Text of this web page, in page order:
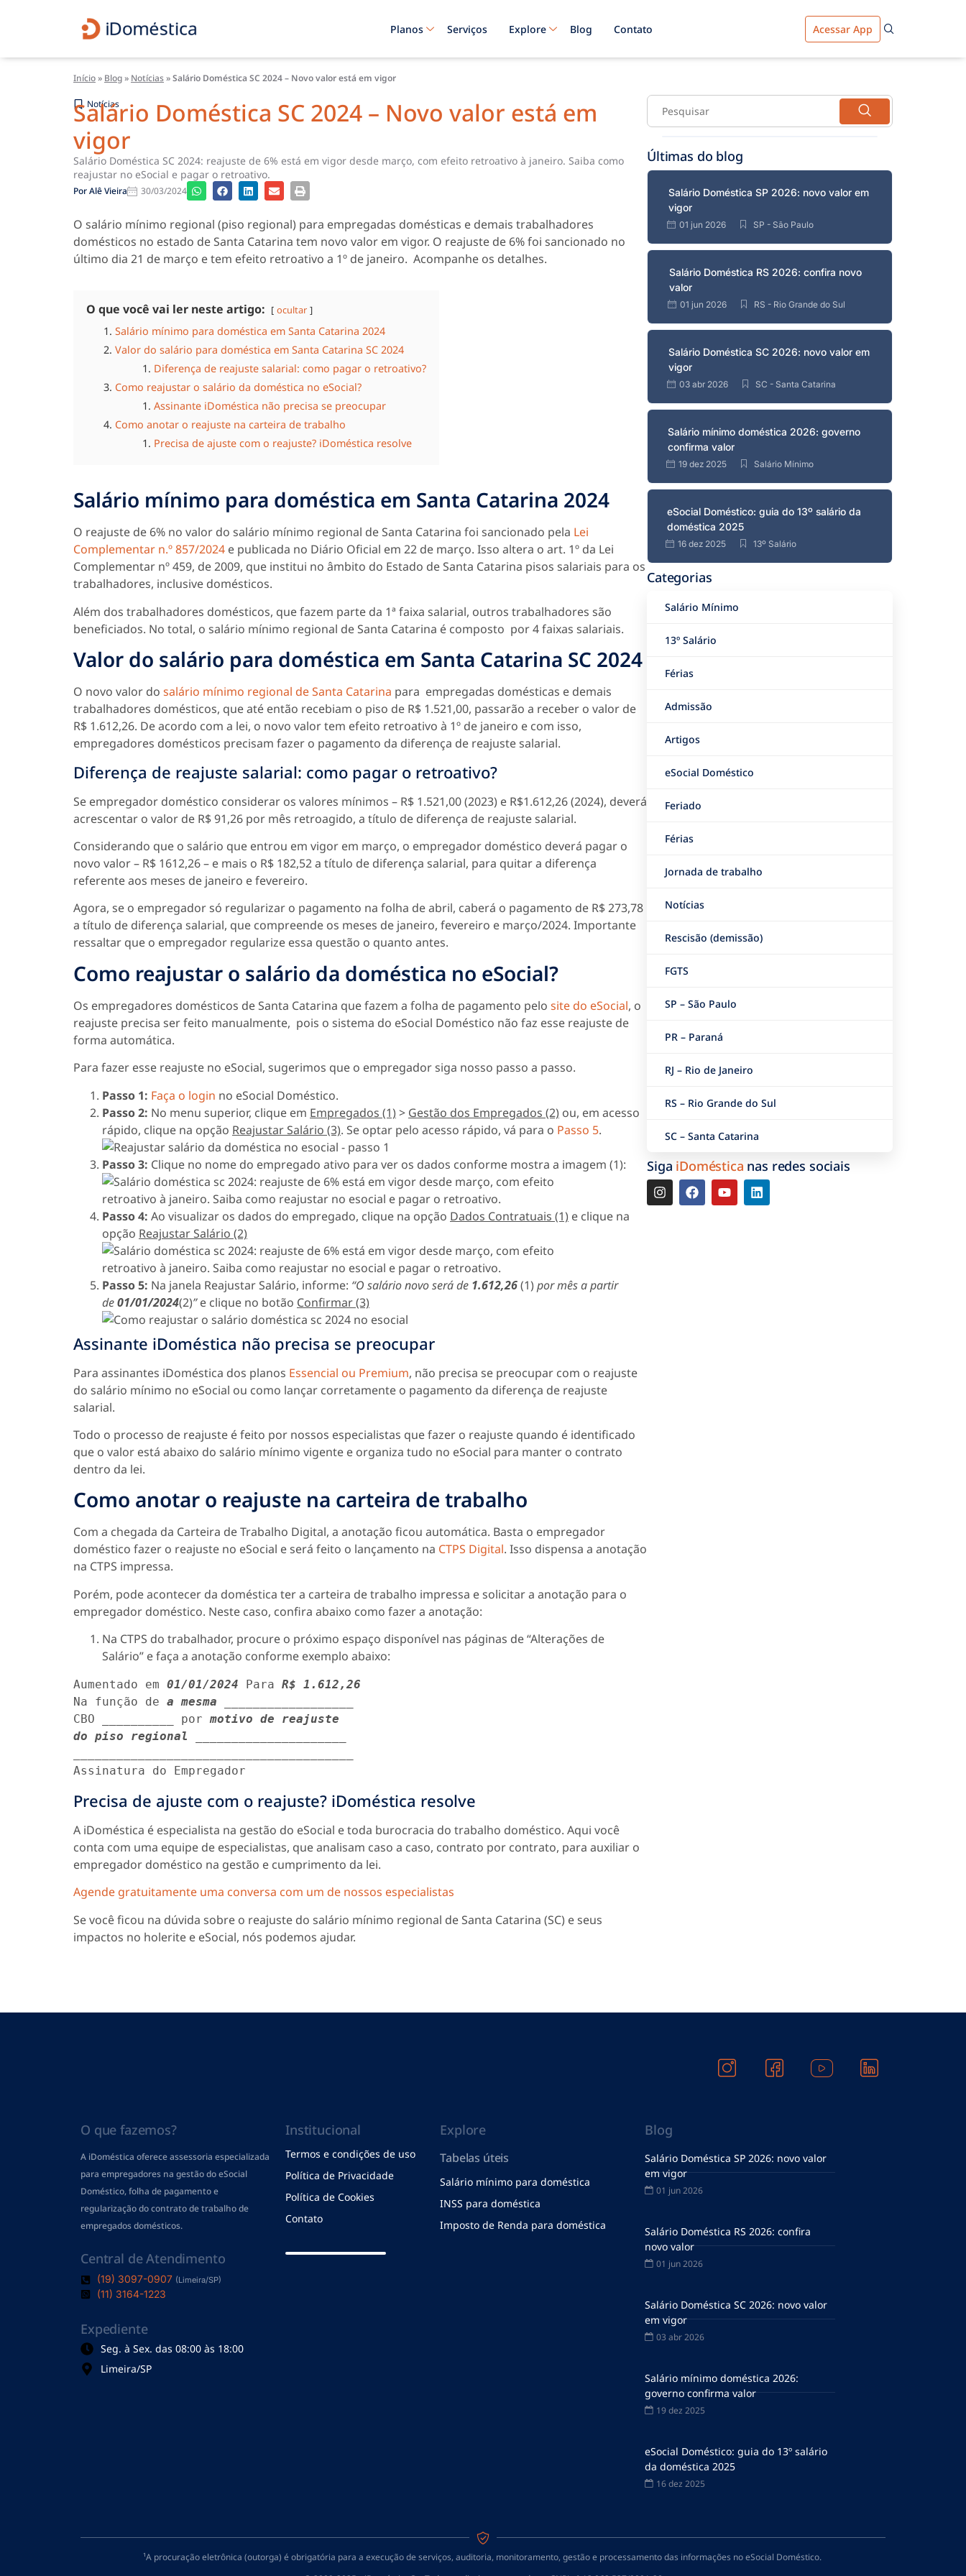
Planos Serviços Explore Blog Contato Acessar App
Início» Blog» Notícias»Salário Doméstica SC 2024 – Novo valor está em vigor
Notícias
Salário Doméstica SC 2024 – Novo valor está em
vigor
Salário Doméstica SC 2024: reajuste de 6% está em vigor desde março, com efeito retroativo à janeiro. Saiba como
reajustar no eSocial e pagar o retroativo.
PorAlê Vieira 30/03/2024
O salário mínimo regional (piso regional) para empregadas domésticas e demais trabalhadores
domésticos no estado de Santa Catarina tem novo valor em vigor. O reajuste de 6% foi sancionado no
último dia 21 de março e tem efeito retroativo a 1º de janeiro. Acompanhe os detalhes.
O que você vai ler neste artigo: ocultar
Salário mínimo para doméstica em Santa Catarina 2024
Valor do salário para doméstica em Santa Catarina SC 2024
Diferença de reajuste salarial: como pagar o retroativo?
Como reajustar o salário da doméstica no eSocial?
Assinante iDoméstica não precisa se preocupar
Como anotar o reajuste na carteira de trabalho
Precisa de ajuste com o reajuste? iDoméstica resolve
Salário mínimo para doméstica em Santa Catarina 2024
O reajuste de 6% no valor do salário mínimo regional de Santa Catarina foi sancionado pela Lei
Complementar n.º 857/2024 e publicada no Diário Oficial em 22 de março. Isso altera o art. 1º da Lei
Complementar nº 459, de 2009, que institui no âmbito do Estado de Santa Catarina pisos salariais para os
trabalhadores, inclusive domésticos.
Além dos trabalhadores domésticos, que fazem parte da 1ª faixa salarial, outros trabalhadores são
beneficiados. No total, o salário mínimo regional de Santa Catarina é composto por 4 faixas salariais.
Valor do salário para doméstica em Santa Catarina SC 2024
O novo valor do salário mínimo regional de Santa Catarina para empregadas domésticas e demais
trabalhadores domésticos, que até então recebiam o piso de R$ 1.521,00, passarão a receber o valor de
R$ 1.612,26. De acordo com a lei, o novo valor tem efeito retroativo à 1º de janeiro e com isso,
empregadores domésticos precisam fazer o pagamento da diferença de reajuste salarial.
Diferença de reajuste salarial: como pagar o retroativo?
Se empregador doméstico considerar os valores mínimos – R$ 1.521,00 (2023) e R$1.612,26 (2024), deverá
acrescentar o valor de R$ 91,26 por mês retroagido, a título de diferença de reajuste salarial.
Considerando que o salário que entrou em vigor em março, o empregador doméstico deverá pagar o
novo valor – R$ 1612,26 – e mais o R$ 182,52 a título de diferença salarial, para quitar a diferença
referente aos meses de janeiro e fevereiro.
Agora, se o empregador só regularizar o pagamento na folha de abril, caberá o pagamento de R$ 273,78
a título de diferença salarial, que compreende os meses de janeiro, fevereiro e março/2024. Importante
ressaltar que o empregador regularize essa questão o quanto antes.
Como reajustar o salário da doméstica no eSocial?
Os empregadores domésticos de Santa Catarina que fazem a folha de pagamento pelo site do eSocial, o
reajuste precisa ser feito manualmente, pois o sistema do eSocial Doméstico não faz esse reajuste de
forma automática.
Para fazer esse reajuste no eSocial, sugerimos que o empregador siga nosso passo a passo.
Passo 1: Faça o login no eSocial Doméstico.
Passo 2: No menu superior, clique em Empregados (1) > Gestão dos Empregados (2) ou, em acesso
rápido, clique na opção Reajustar Salário (3). Se optar pelo acesso rápido, vá para o Passo 5.
Passo 3: Clique no nome do empregado ativo para ver os dados conforme mostra a imagem (1):
Passo 4: Ao visualizar os dados do empregado, clique na opção Dados Contratuais (1) e clique na
opção Reajustar Salário (2)
Passo 5: Na janela Reajustar Salário, informe: “O salário novo será de 1.612,26(1) por mês a partir
de01/01/2024(2)”e clique no botão Confirmar (3)
Assinante iDoméstica não precisa se preocupar
Para assinantes iDoméstica dos planos Essencial ou Premium, não precisa se preocupar com o reajuste
do salário mínimo no eSocial ou como lançar corretamente o pagamento da diferença de reajuste
salarial.
Todo o processo de reajuste é feito por nossos especialistas que fazer o reajuste quando é identificado
que o valor está abaixo do salário mínimo vigente e organiza tudo no eSocial para manter o contrato
dentro da lei.
Como anotar o reajuste na carteira de trabalho
Com a chegada da Carteira de Trabalho Digital, a anotação ficou automática. Basta o empregador
doméstico fazer o reajuste no eSocial e será feito o lançamento na CTPS Digital. Isso dispensa a anotação
na CTPS impressa.
Porém, pode acontecer da doméstica ter a carteira de trabalho impressa e solicitar a anotação para o
empregador doméstico. Neste caso, confira abaixo como fazer a anotação:
Na CTPS do trabalhador, procure o próximo espaço disponível nas páginas de “Alterações de
Salário” e faça a anotação conforme exemplo abaixo:
Aumentado em 01/01/2024 Para R$ 1.612,26
Na função de a mesma
CBO __________ por motivo de reajuste
do piso regional
Assinatura do Empregador
Precisa de ajuste com o reajuste? iDoméstica resolve
A iDoméstica é especialista na gestão do eSocial e toda burocracia do trabalho doméstico. Aqui você
conta com uma equipe de especialistas, que analisam caso a caso, contrato por contrato, para auxiliar o
empregador doméstico na gestão e cumprimento da lei.
Agende gratuitamente uma conversa com um de nossos especialistas
Se você ficou na dúvida sobre o reajuste do salário mínimo regional de Santa Catarina (SC) e seus
impactos no holerite e eSocial, nós podemos ajudar.
Últimas do blog
Salário Doméstica SP 2026: novo valor em
vigor
01 jun 2026 SP - São Paulo
Salário Doméstica RS 2026: confira novo
valor
01 jun 2026 RS - Rio Grande do Sul
Salário Doméstica SC 2026: novo valor em
vigor
03 abr 2026 SC - Santa Catarina
Salário mínimo doméstica 2026: governo
confirma valor
19 dez 2025 Salário Mínimo
eSocial Doméstico: guia do 13º salário da
doméstica 2025
16 dez 2025 13º Salário
Categorias
Salário Mínimo
13º Salário
Férias
Admissão
Artigos
eSocial Doméstico
Feriado
Férias
Jornada de trabalho
Notícias
Rescisão (demissão)
FGTS
SP – São Paulo
PR – Paraná
RJ – Rio de Janeiro
RS – Rio Grande do Sul
SC – Santa Catarina
Siga iDoméstica nas redes sociais
O que fazemos?
A iDoméstica oferece assessoria especializada
para empregadores na gestão do eSocial
Doméstico, folha de pagamentoe
regularização do contrato de trabalho de
empregados domésticos.
Central de Atendimento
(19) 3097-0907 (Limeira/SP)
(11) 3164-1223
Expediente
Seg. à Sex. das 08:00 às 18:00
Limeira/SP
Institucional
Termos e condições de uso
Política de Privacidade
Política de Cookies
Contato
Explore
Tabelas úteis
Salário mínimo para doméstica
INSS para doméstica
Imposto de Renda para doméstica
Blog
Salário Doméstica SP 2026: novo valor
em vigor
01 jun 2026
Salário Doméstica RS 2026: confira
novo valor
01 jun 2026
Salário Doméstica SC 2026: novo valor
em vigor
03 abr 2026
Salário mínimo doméstica 2026:
governo confirma valor
19 dez 2025
eSocial Doméstico: guia do 13º salário
da doméstica 2025
16 dez 2025
¹A procuração eletrônica (outorga) é obrigatória para a execução de serviços, auditoria, monitoramento, gestão e processamento das informações no eSocial Doméstico.